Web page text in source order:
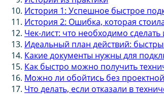
История 1: Успешное быстрое
История 2: Ошибка, которая
Чек-лист: что необходимо
Идеальный план действий:
Какие документы нужны для
Как быстро можно получить
Можно ли обойтись без
Что делать, если отказали в